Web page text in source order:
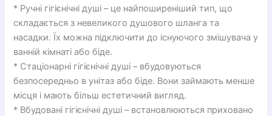
* Ручні гігієнічні душі – це найпоширеніший тип, що
складається з невеликого душового шланга та
насадки. Їх можна підключити до існуючого змішувача у
ванній кімнаті або біде.
* Стаціонарні гігієнічні душі – вбудовуються
безпосередньо в унітаз або біде. Вони займають менше
місця і мають більш естетичний вигляд.
* Вбудовані гігієнічні душі – встановлюються приховано